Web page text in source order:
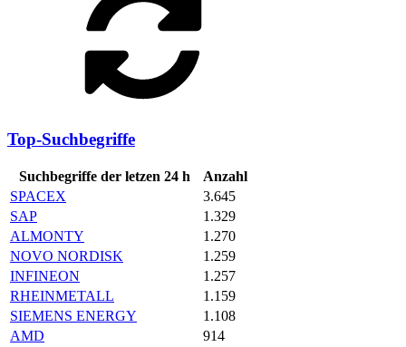
Top-Suchbegriffe
Suchbegriffe der letzen 24 h
Anzahl
SPACEX
3.645
SAP
1.329
ALMONTY
1.270
NOVO NORDISK
1.259
INFINEON
1.257
RHEINMETALL
1.159
SIEMENS ENERGY
1.108
AMD
914